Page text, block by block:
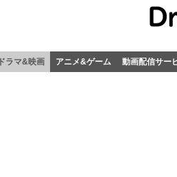
ドラマ&映画 アニメ&ゲーム 動画配信サー